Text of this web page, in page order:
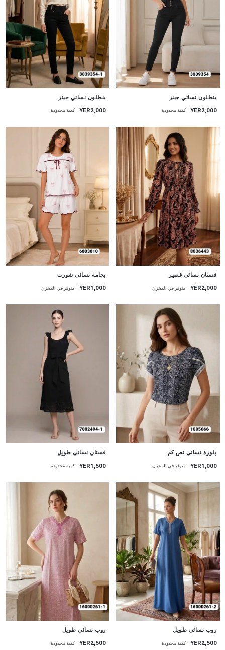
بنطلون نسائي جينز
YER2,000 كمية محدودة
بنطلون نسائي جينز
YER2,000 كمية محدودة
جديد
فستان نسائى قصير
YER2,000 متوفر في المخزن
بجامة نسائى شورت
YER1,000 متوفر في المخزن
بلوزة نسائى نص كم
YER1,000 متوفر في المخزن
فستان نسائى طويل
YER1,500 كمية محدودة
روب نسائي طويل
YER2,500 كمية محدودة
روب نسائي طويل
YER2,500 كمية محدودة